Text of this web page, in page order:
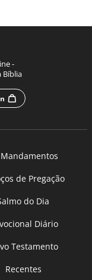
-
Bíblia
de Pregação
do Dia
Diário
Testamento
Recentes